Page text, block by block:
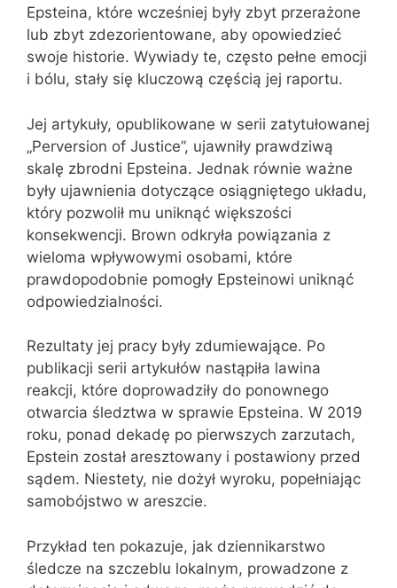
Epsteina, które wcześniej były zbyt przerażone
lub zbyt zdezorientowane, aby opowiedzieć
swoje historie. Wywiady te, często pełne emocji
i bólu, stały się kluczową częścią jej raportu.
Jej artykuły, opublikowane w serii zatytułowanej
„Perversion of Justice”, ujawniły prawdziwą
skalę zbrodni Epsteina. Jednak równie ważne
były ujawnienia dotyczące osiągniętego układu,
który pozwolił mu uniknąć większości
konsekwencji. Brown odkryła powiązania z
wieloma wpływowymi osobami, które
prawdopodobnie pomogły Epsteinowi uniknąć
odpowiedzialności.
Rezultaty jej pracy były zdumiewające. Po
publikacji serii artykułów nastąpiła lawina
reakcji, które doprowadziły do ponownego
otwarcia śledztwa w sprawie Epsteina. W 2019
roku, ponad dekadę po pierwszych zarzutach,
Epstein został aresztowany i postawiony przed
sądem. Niestety, nie dożył wyroku, popełniając
samobójstwo w areszcie.
Przykład ten pokazuje, jak dziennikarstwo
śledcze na szczeblu lokalnym, prowadzone z